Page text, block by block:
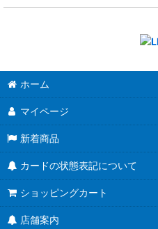
ホーム
マイページ
新着商品
カードの状態表記について
ショッピングカート
店舗案内